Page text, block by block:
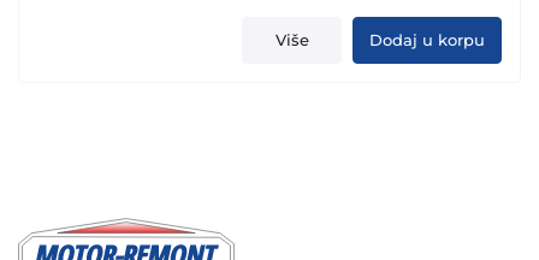
Više Dodaj u korpu